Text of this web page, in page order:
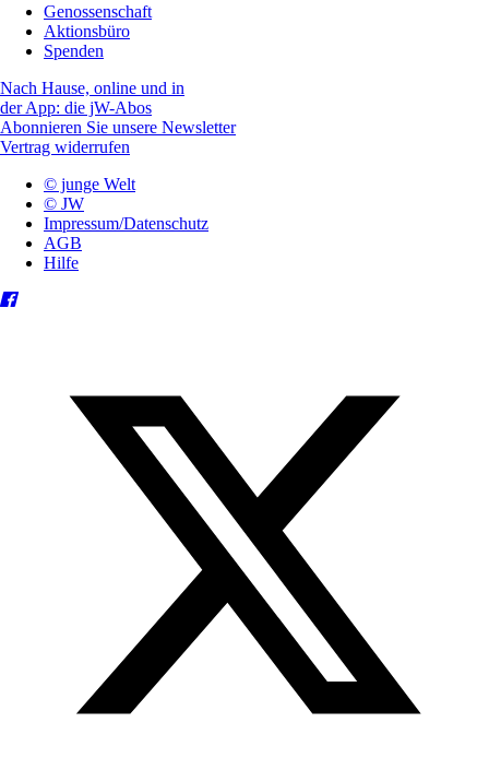
Genossenschaft
Aktionsbüro
Spenden
Nach Hause, online und in
der App: die jW-Abos
Abonnieren Sie unsere Newsletter
Vertrag widerrufen
© junge Welt
© JW
Impressum/Datenschutz
AGB
Hilfe